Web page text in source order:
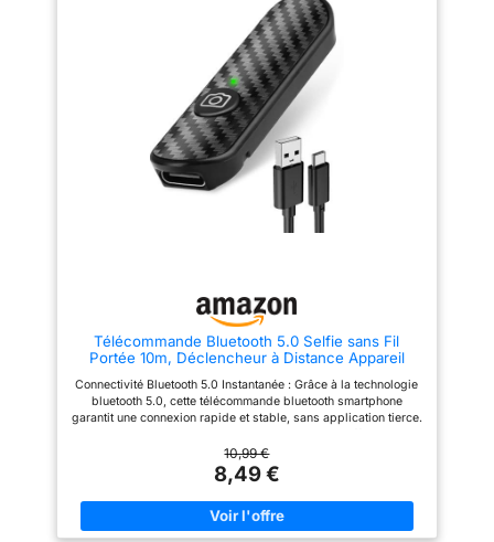
déclencheur sans fil se glisse
facilement dans votre poche ou
sac. Télécommande bluetooth
photo idéal pour les voyages,
les événements et les activités
extérieures sans crainte de
perdre votre appareil.
utilisateur iPhone ou Android.
Fiable】En cas de problème,
notre équipe de support client
nous engageons à résoudre
rapidement toute question ou
souci que vous pourriez
Design] With dimensions of
48.5mm x 33.7mm x 12.5mm,
Clip our Bluetooth Shutter to
your keys, slip it into your
pocket, or use the wrist strap
for on-the-go convenience.
[Wide Compatibility] Our Selfie
compatible with the majority of
Android and Apple
Added Security] Keep your
Télécommande Bluetooth 5.0 Selfie sans Fil
Portée 10m, Déclencheur à Distance Appareil
Carbone Compatible avec iOS Android
Smartphones Tablettes
Connectivité Bluetooth 5.0 Instantanée : Grâce à la technologie
bluetooth 5.0, cette télécommande bluetooth smartphone
garantit une connexion rapide et stable, sans application tierce.
synchronisation immédiate avec votre déclencheur appareil
photo Format Compact et Léger : Ce déclencheur bluetooth
appareil photo de 5,2 x 1,6 cm ne pèse que 5g. Il se glisse
facilement dans une poche ou un sac. Son design élégant en
fibre de carbone apporte une touche moderne à votre
équipement. Parfait pour voyager ou prendre des photos
10,99 €
8,49 €